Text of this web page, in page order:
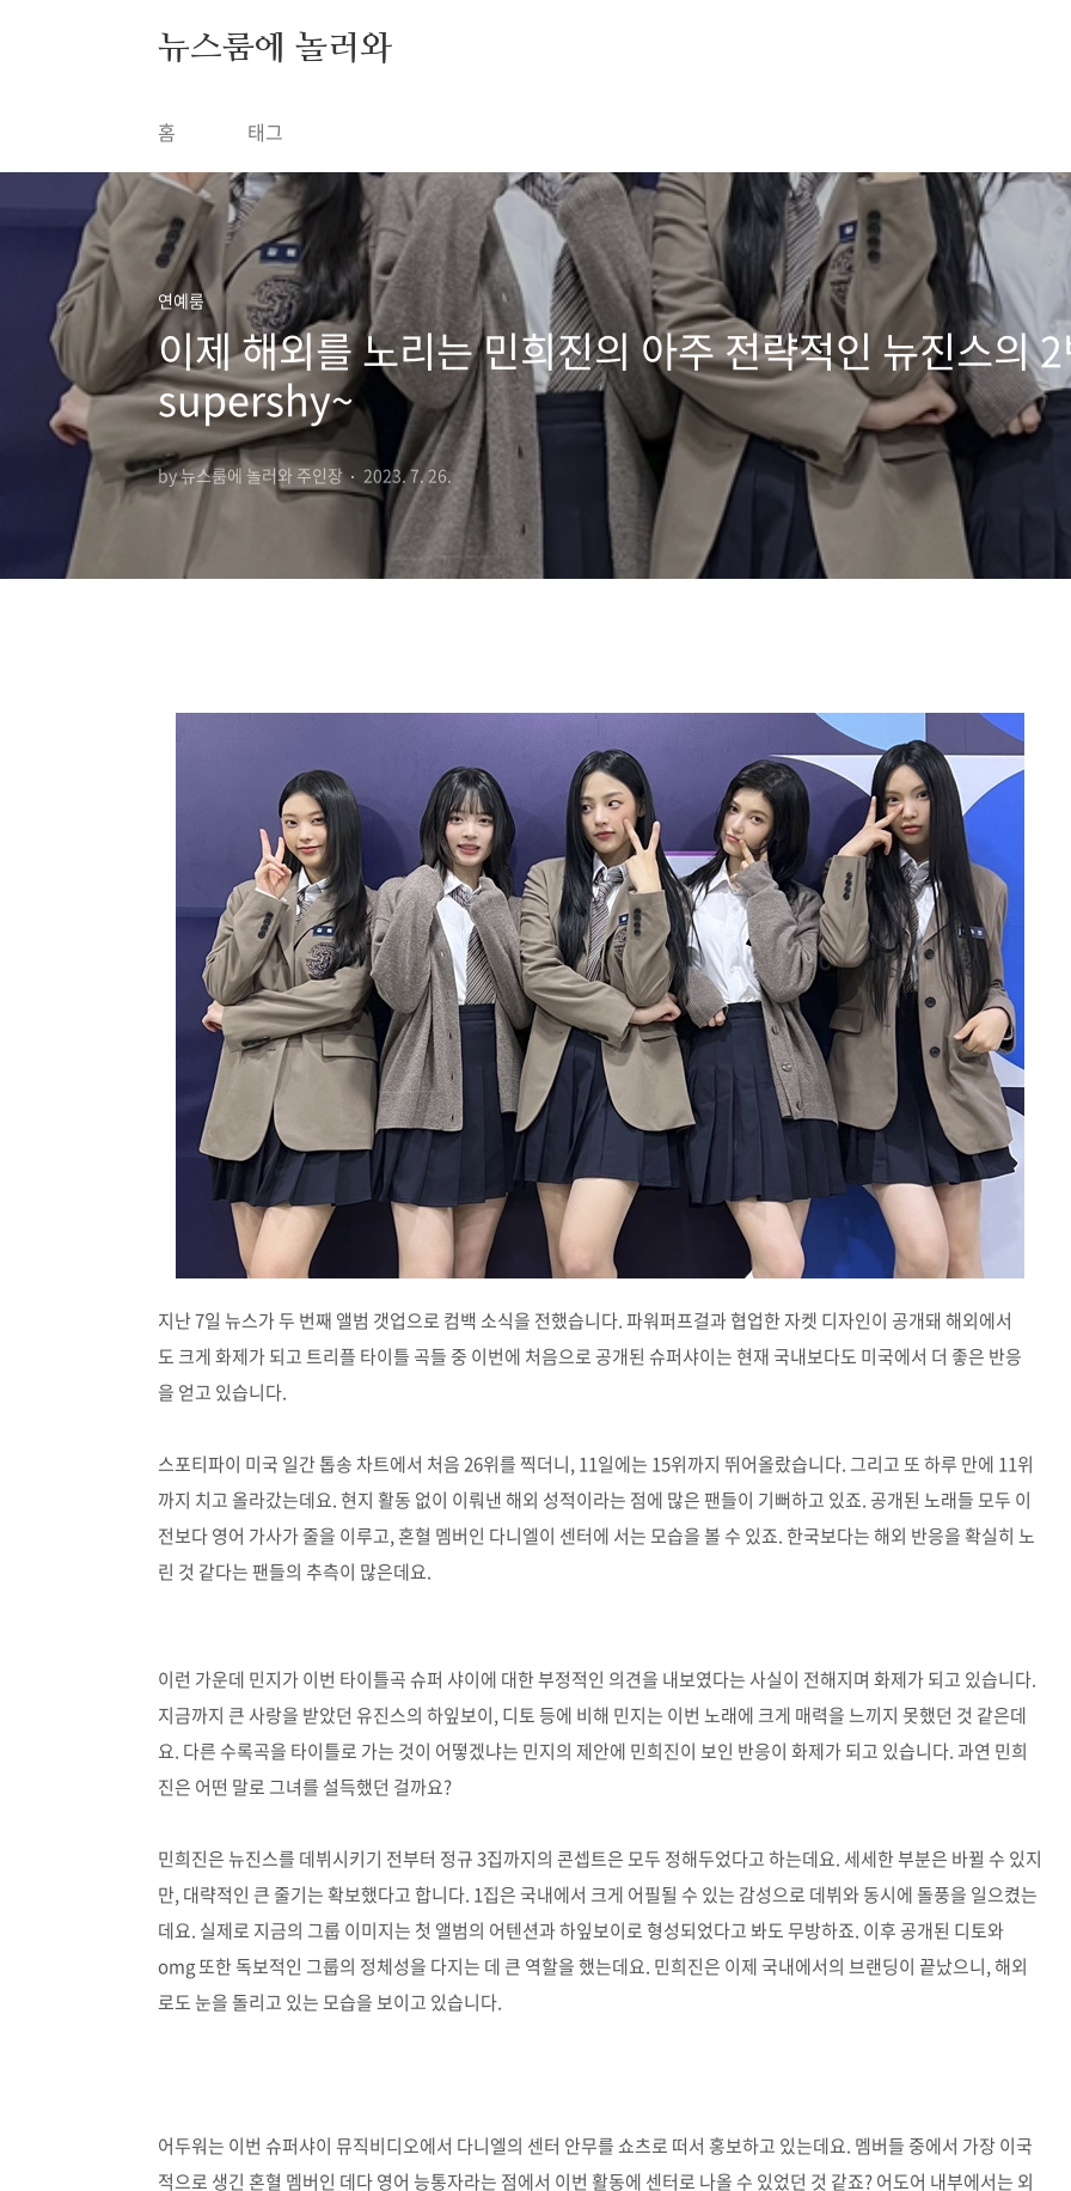
뉴스룸에 놀러와
홈 태그
연예룸
이제 해외를 노리는 민희진의 아주 전략적인 뉴진스의
supershy~
by 뉴스룸에 놀러와 주인장 2023. 7. 26.
지난 7일 뉴스가 두 번째 앨범 갯업으로 컴백 소식을 전했습니다. 파워퍼프걸과 협업한 자켓 디자인이 공개돼 해외에서
도 크게 화제가 되고 트리플 타이틀 곡들 중 이번에 처음으로 공개된 슈퍼샤이는 현재 국내보다도 미국에서 더 좋은 반응
을 얻고 있습니다.
스포티파이 미국 일간 톱송 차트에서 처음 26위를 찍더니, 11일에는 15위까지 뛰어올랐습니다. 그리고 또 하루 만에 11위
까지 치고 올라갔는데요. 현지 활동 없이 이뤄낸 해외 성적이라는 점에 많은 팬들이 기뻐하고 있죠. 공개된 노래들 모두 이
전보다 영어 가사가 줄을 이루고, 혼혈 멤버인 다니엘이 센터에 서는 모습을 볼 수 있죠. 한국보다는 해외 반응을 확실히 노
린 것 같다는 팬들의 추측이 많은데요.
이런 가운데 민지가 이번 타이틀곡 슈퍼 샤이에 대한 부정적인 의견을 내보였다는 사실이 전해지며 화제가 되고 있습니다.
지금까지 큰 사랑을 받았던 유진스의 하잎보이, 디토 등에 비해 민지는 이번 노래에 크게 매력을 느끼지 못했던 것 같은데
요. 다른 수록곡을 타이틀로 가는 것이 어떻겠냐는 민지의 제안에 민희진이 보인 반응이 화제가 되고 있습니다. 과연 민희
진은 어떤 말로 그녀를 설득했던 걸까요?
민희진은 뉴진스를 데뷔시키기 전부터 정규 3집까지의 콘셉트은 모두 정해두었다고 하는데요. 세세한 부분은 바뀔 수 있지
만, 대략적인 큰 줄기는 확보했다고 합니다. 1집은 국내에서 크게 어필될 수 있는 감성으로 데뷔와 동시에 돌풍을 일으켰는
데요. 실제로 지금의 그룹 이미지는 첫 앨범의 어텐션과 하잎보이로 형성되었다고 봐도 무방하죠. 이후 공개된 디토와
omg 또한 독보적인 그룹의 정체성을 다지는 데 큰 역할을 했는데요. 민희진은 이제 국내에서의 브랜딩이 끝났으니, 해외
로도 눈을 돌리고 있는 모습을 보이고 있습니다.
어두워는 이번 슈퍼샤이 뮤직비디오에서 다니엘의 센터 안무를 쇼츠로 떠서 홍보하고 있는데요. 멤버들 중에서 가장 이국
적으로 생긴 혼혈 멤버인 데다 영어 능통자라는 점에서 이번 활동에 센터로 나올 수 있었던 것 같죠? 어도어 내부에서는 외